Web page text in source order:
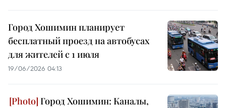
Город Хошимин планирует
бесплатный проезд на автобусах
для жителей с 1 июля
19/06/2026 04:13
Город Хошимин: Каналы,